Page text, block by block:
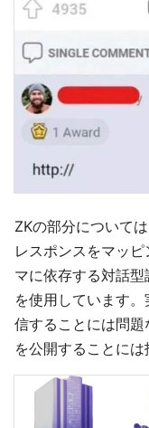
ZKの部分について
レスポンスをマッ
マに依存する対話
を使用しています
信することには問
を公開することには